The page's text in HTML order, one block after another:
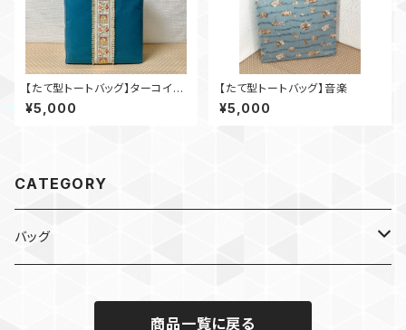
【たて型トートバッグ】ターコイズ
×インド刺繍_tu001
¥5,000
【たて型トートバッグ】音楽
¥5,000
CATEGORY
バッグ
商品一覧に戻る